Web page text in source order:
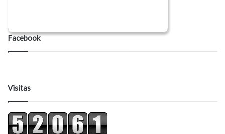
Facebook
Visitas